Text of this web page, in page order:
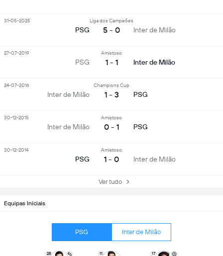
Equipas Iniciais
PSG Inter de Milão
28 11 17
PSG
Liga dos Campeões
5 - 0 Inter de Milão
31-05-2025
PSG
Amistoso
1 - 1 Inter de Milão
27-07-2019
Inter de Milão
Champions Cup
1 - 3 PSG
24-07-2016
Inter de Milão
Amistoso
0 - 1 PSG
30-12-2015
PSG
Amistoso
1 - 0 Inter de Milão
30-12-2014
Ver tudo